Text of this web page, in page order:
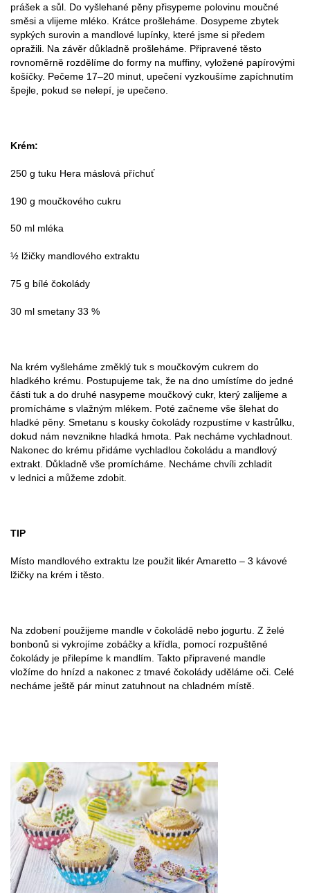
prášek a sůl. Do vyšlehané pěny přisypeme polovinu moučné
směsi a vlijeme mléko. Krátce prošleháme. Dosypeme zbytek
sypkých surovin a mandlové lupínky, které jsme si předem
opražili. Na závěr důkladně prošleháme. Připravené těsto
rovnoměrně rozdělíme do formy na muffiny, vyložené papírovými
košíčky. Pečeme 17–20 minut, upečení vyzkoušíme zapíchnutím
špejle, pokud se nelepí, je upečeno.
Krém:
250 g tuku Hera máslová příchuť
190 g moučkového cukru
50 ml mléka
½ lžičky mandlového extraktu
75 g bílé čokolády
30 ml smetany 33 %
Na krém vyšleháme změklý tuk s moučkovým cukrem do
hladkého krému. Postupujeme tak, že na dno umístíme do jedné
části tuk a do druhé nasypeme moučkový cukr, který zalijeme a
promícháme s vlažným mlékem. Poté začneme vše šlehat do
hladké pěny. Smetanu s kousky čokolády rozpustíme v kastrůlku,
dokud nám nevznikne hladká hmota. Pak necháme vychladnout.
Nakonec do krému přidáme vychladlou čokoládu a mandlový
extrakt. Důkladně vše promícháme. Necháme chvíli zchladit
v lednici a můžeme zdobit.
TIP
Místo mandlového extraktu lze použit likér Amaretto – 3 kávové
lžičky na krém i těsto.
Na zdobení použijeme mandle v čokoládě nebo jogurtu. Z želé
bonbonů si vykrojíme zobáčky a křídla, pomocí rozpuštěné
čokolády je přilepíme k mandlím. Takto připravené mandle
vložíme do hnízd a nakonec z tmavé čokolády uděláme oči. Celé
necháme ještě pár minut zatuhnout na chladném místě.